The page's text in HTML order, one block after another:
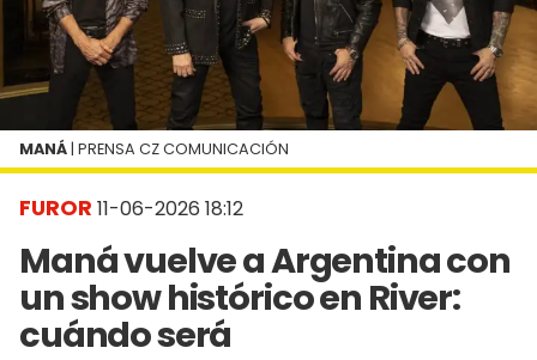
FUROR 11-06-2026 18:12
Maná vuelve a Argentina con
un show histórico en River:
cuándo será
MANÁ | PRENSA CZ COMUNICACIÓN